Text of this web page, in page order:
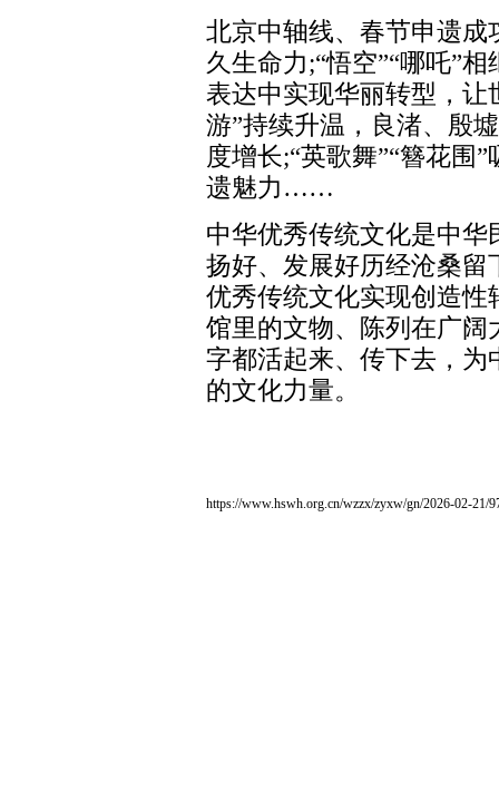
北京中轴线、春节申遗
久生命力;“悟空”“哪吒”
表达中实现华丽转型，让
游”持续升温，良渚、殷
度增长;“英歌舞”“簪花围
遗魅力……
中华优秀传统文化是中
扬好、发展好历经沧桑
优秀传统文化实现创造
馆里的文物、陈列在广
字都活起来、传下去，
的文化力量。
https://www.hswh.org.cn/wzzx/zyxw/gn/2026-02-21/